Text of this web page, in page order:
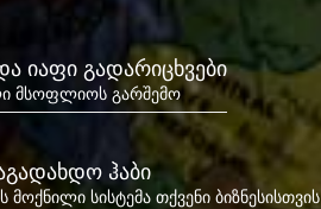
იაფი გადარიცხვები
მსოფლიოს გარშემო
ჰაბი
მოქნილი სისტემა თქვენი ბიზნესისთვის
იაფი გადარიცხვები
მსოფლიოს გარშემო
ჰაბი
მოქნილი სისტემა თქვენი ბიზნესისთვის